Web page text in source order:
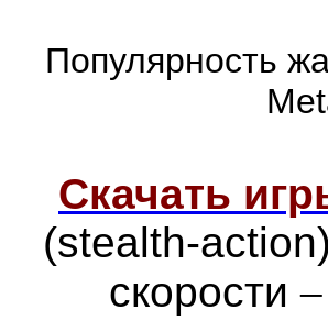
Популярность
Скачать
(stealth-
скорости–